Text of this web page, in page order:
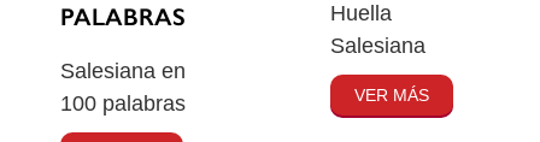
PALABRAS
Salesiana en
100 palabras
Huella
Salesiana
VER MÁS